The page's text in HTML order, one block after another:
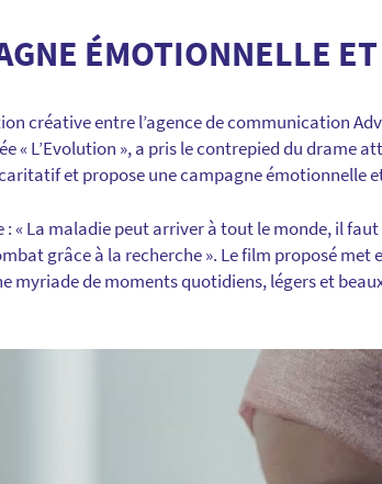
ÉMOTIONNELLE
créative entre l’agence de communication
« L’Evolution », a pris le contrepied du drame
et propose une campagne émotionnelle
: « La maladie peut arriver à tout le monde, il
grâce à la recherche ». Le film proposé met
myriade de moments quotidiens, légers et